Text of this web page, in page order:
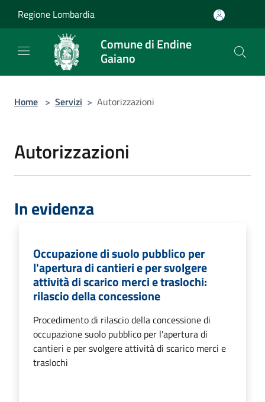
Regione Lombardia
Comune di Endine
Gaiano
Home > Servizi > Autorizzazioni
Autorizzazioni
In evidenza
Occupazione di suolo pubblico per
l'apertura di cantieri e per svolgere
attività di scarico merci e traslochi:
rilascio della concessione
Procedimento di rilascio della concessione di
occupazione suolo pubblico per l'apertura di
cantieri e per svolgere attività di scarico merci e
traslochi